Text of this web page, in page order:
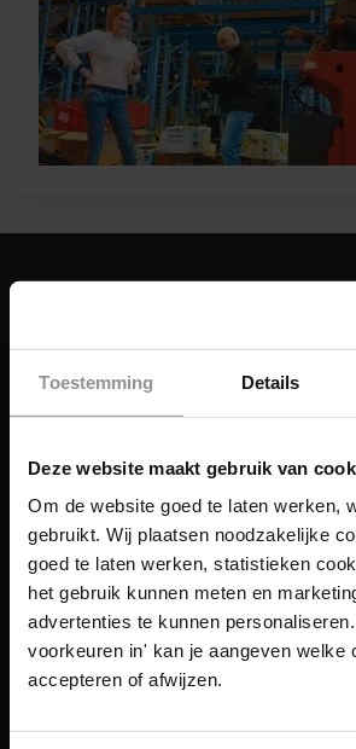
Toestemming Details
Deze website maakt gebruik van
Om de website goed te laten werken,
gebruikt. Wij plaatsen noodzakelijke
goed te laten werken, statistieken
het gebruik kunnen meten en
advertenties te kunnen
voorkeuren in' kan je aangeven welke
accepteren of afwijzen.